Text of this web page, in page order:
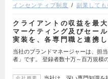
インセンティブ制度
副業して
クライアントの収益を最
マーケティング及びセー
実装を、各専門職と連携
当社のブランドマネージャーは、担
者」です。 登録者数十万～百万規模
会社概要